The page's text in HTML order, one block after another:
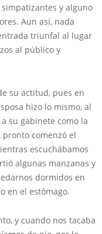
y alguno
Aun así, nada
triunfal al lugar
al público y
su actitud, pues en
hizo lo mismo, al
su gabinete como la
comenzó el
escuchábamos
algunas manzanas y
dormidos en
en el estómago.
y cuando nos tacaba